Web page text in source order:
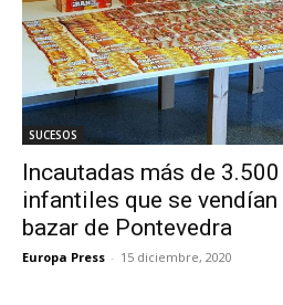
SUCESOS
Incautadas más de
infantiles que se
bazar de Pontevedra
Europa Press - 15 diciembre, 2020